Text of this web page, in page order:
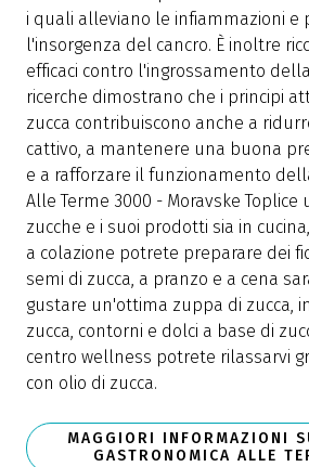
i quali alleviano le infiammazioni e
l'insorgenza del cancro. È inoltre
efficaci contro l'ingrossamento
ricerche dimostrano che i principi
zucca contribuiscono anche a
cattivo, a mantenere una buona
e a rafforzare il funzionamento
Alle Terme 3000 - Moravske Toplice
zucche e i suoi prodotti sia in
a colazione potrete preparare dei
semi di zucca, a pranzo e a cena
gustare un'ottima zuppa di zucca,
zucca, contorni e dolci a base di
centro wellness potrete rilassarvi
con olio di zucca.
MAGGIORI INFORMAZIONI
GASTRONOMICA ALLE